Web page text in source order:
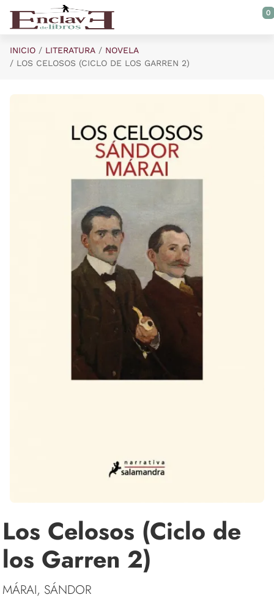
Saltar al contenido principal
0
INICIO LITERATURA
NOVELA
LOS CELOSOS (CICLO DE LOS GARREN 2)
Los Celosos (Ciclo de
los Garren 2)
MÁRAI, SÁNDOR